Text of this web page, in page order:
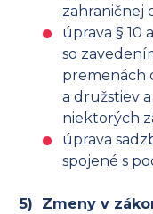
zahraničnej
úprava § 10
so
premenách
a družstiev
niektorých
úprava
spojené s
5) Zmeny v